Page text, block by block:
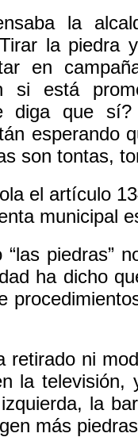
la
la piedra
en
si está
diga que
esperando
son tontas,
el artículo
municipal
piedras”
ha dicho
retirado ni
la televisión,
la
más